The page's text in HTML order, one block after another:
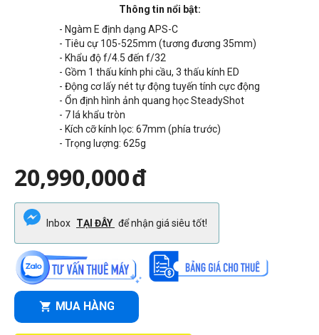
Thông tin nổi bật:
- Ngàm E định dạng APS-C
- Tiêu cự 105-525mm (tương đương 35mm)
- Khẩu độ f/4.5 đến f/32
- Gồm 1 thấu kính phi cầu, 3 thấu kính ED
- Động cơ lấy nét tự động tuyến tính cực động
- Ổn định hình ảnh quang học SteadyShot
- 7 lá khẩu tròn
- Kích cỡ kính lọc: 67mm (phía trước)
- Trọng lượng: 625g
20,990,000đ
Inbox TẠI ĐÂY để nhận giá siêu tốt!
MUA HÀNG